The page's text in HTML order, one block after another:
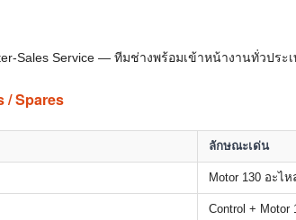
Sales Service — ทีมช่างพร้อมเข้าหน้างานทั่วประ
/ Spares
ลักษณะเด่น
Motor 130 อะไห
Control + Motor